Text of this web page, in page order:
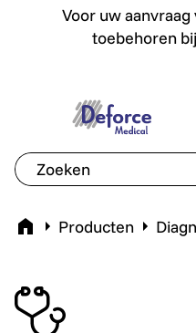
Voor uw
toebehoren
Voor uw aanvraag van
deforce.togglemenu
Home Producten